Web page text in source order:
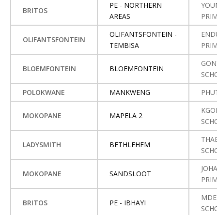
BRITOS
PE - NORTHERN
AREAS
OLIFANTSFONTEIN
OLIFANTSFONTEIN -
TEMBISA
BLOEMFONTEIN BLOEMFONTEIN
POLOKWANE
MANKWENG
MOKOPANE MAPELA 2
LADYSMITH BETHLEHEM
MOKOPANE SANDSLOOT
BRITOS PE - IBHAYI